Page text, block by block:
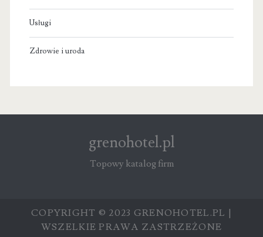
Usługi
Zdrowie i uroda
grenohotel.pl
Topowy katalog firm
COPYRIGHT © 2023 GRENOHOTEL.PL |
WSZELKIE PRAWA ZASTRZEŻONE